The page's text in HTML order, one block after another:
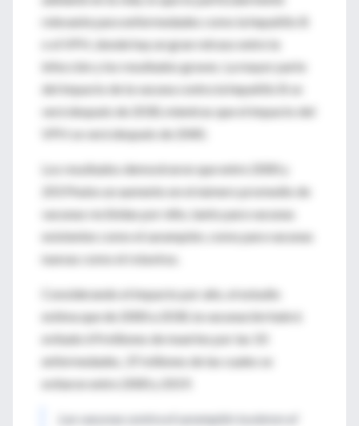
relevante para enfermedades como la hepatitis B
o el VPH, donde hay un gran retraso entre la
infección y los resultados graves. La mayor parte
del impacto de la vacuna contra la hepatitis B se
verá después de 2030, mientras que el impacto del
VPH se verá después de 2040.
Los resultados demostraron que entre 2000 y
2019 hubo un aumento en el número promedio de
vacunas recibidas por niño, tanto para vacunas
existentes como el sarampión, como para vacunas
nuevas como el rotavirus.
Considerando el impacto por año, el estudio
estima que de 2000 a 2030, la vacunación habrá
evitado 69 millones de muertes por las 10
enfermedades, 37 millones de las cuales se
evitaron entre 2000 y 2019.
Las vacunas contra el sarampión tuvieron el